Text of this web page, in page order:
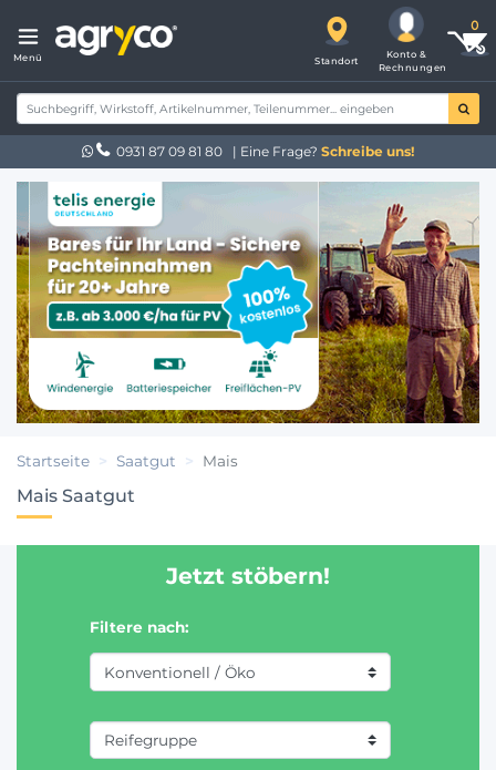
Menü Standort
Konto &
Rechnungen
0931 87 09 81 80 | Eine Frage? Schreibe uns!
Startseite Saatgut Mais
Mais Saatgut
Jetzt stöbern!
Filtere nach: